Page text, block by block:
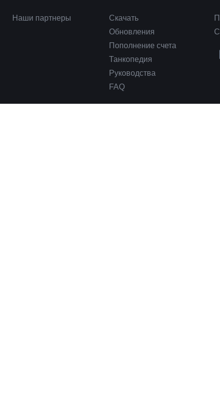
Наши партнеры
Скачать
Обновления
Пополнение счета
Танкопедия
Руководства
FAQ